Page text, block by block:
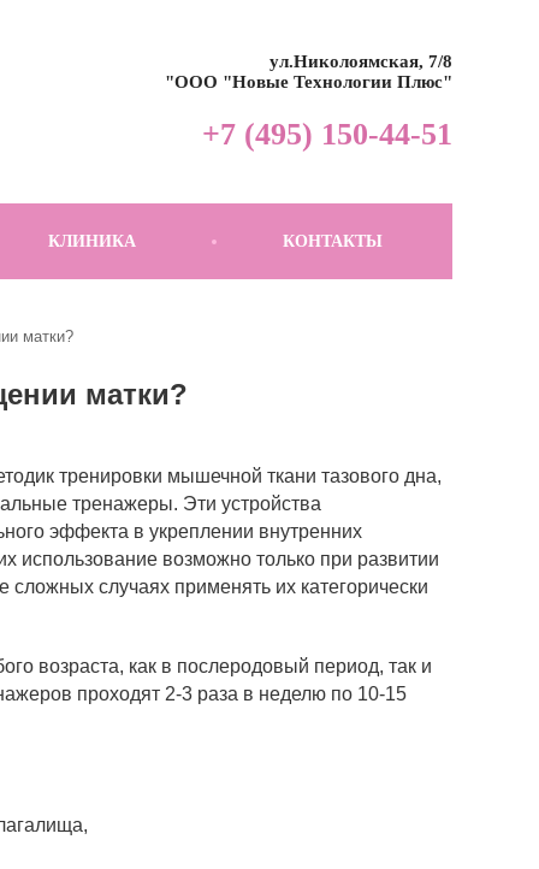
ул.Николоямская, 7/8
"ООО "Новые Технологии Плюс"
+7 (495) 150-44-51
КЛИНИКА КОНТАКТЫ
матки?
матки?
тренировки мышечной ткани тазового дна,
тренажеры. Эти устройства
эффекта в укреплении внутренних
использование возможно только при развитии
случаях применять их категорически
возраста, как в послеродовый период, так и
проходят 2-3 раза в неделю по 10-15